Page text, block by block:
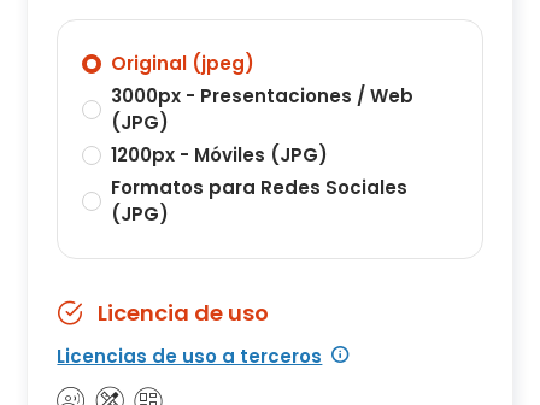
Original (jpeg)
3000px - Presentaciones / Web
(JPG)
1200px - Móviles (JPG)
Formatos para Redes Sociales
(JPG)
Licencia de uso
Licencias de uso a terceros